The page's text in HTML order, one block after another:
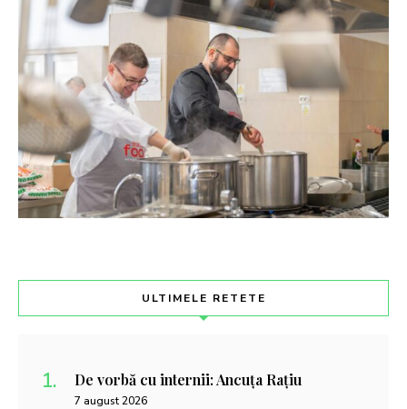
ULTIMELE RETETE
De vorbă cu internii: Ancuța Rațiu
7 august 2026